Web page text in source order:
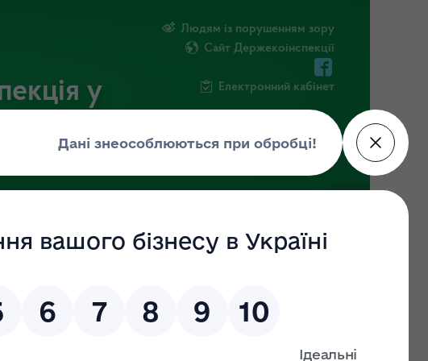
у
Людям із порушенням зору
Сайт Держекоінспекції
Електронний кабінет